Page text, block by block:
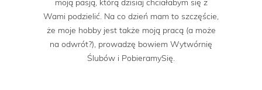
Wami podzielić. Na co dzień mam to szczęście,
że moje hobby jest także moją pracą (a może
na odwrót?), prowadzę bowiem Wytwórnię
Ślubów i PobieramySię.